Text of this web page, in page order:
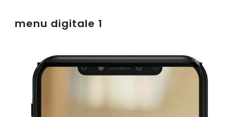
menu digitale 1